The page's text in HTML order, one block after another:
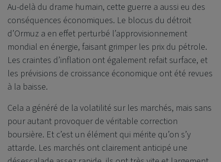
Au-delà du drame humain, cette guerre a aussi eu des
conséquences économiques. Le blocus du détroit
d’Ormuz a en effet perturbé l’approvisionnement
mondial en énergie, faisant grimper les prix du pétrole.
Les craintes d’inflation ont également refait surface, et
les prévisions de croissance économique ont été revues
à la baisse.
Cela a généré de la volatilité sur les marchés, mais sans
pour autant provoquer de véritable correction
boursière. Et c’est un élément qui mérite qu’on s’y
attarde. Les marchés ont clairement anticipé une